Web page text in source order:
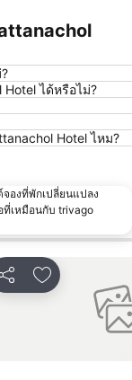
Hotel ได้หรือไม่?
Hotel ไหม?
องที่พักเปลี่ยนแปลง
เหมือนกับ trivago
แชร์ เพิ่มในรายกา